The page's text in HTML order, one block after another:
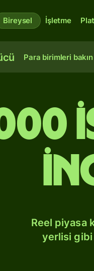
Bireysel İşletme
Para birimleri bakın
Reel piyasa
yerlisi gibi